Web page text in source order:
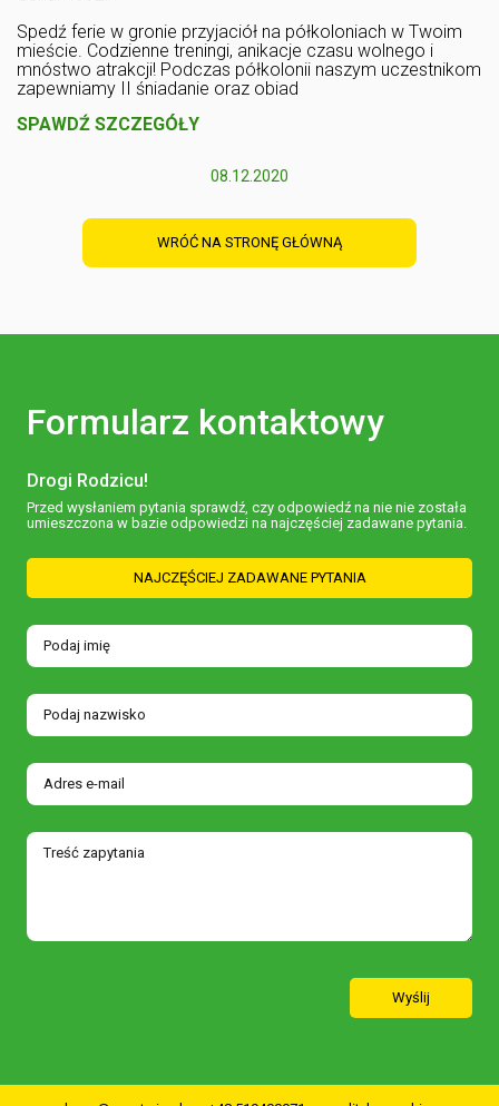
Spedź ferie w gronie przyjaciół na półkoloniach w Twoim
mieście. Codzienne treningi, anikacje czasu wolnego i
mnóstwo atrakcji! Podczas półkolonii naszym uczestnikom
zapewniamy II śniadanie oraz obiad
SPAWDŹ SZCZEGÓŁY
08.12.2020
WRÓĆ NA STRONĘ GŁÓWNĄ
Formularz kontaktowy
Drogi Rodzicu!
Przed wysłaniem pytania sprawdź, czy odpowiedź na nie nie została
umieszczona w bazie odpowiedzi na najczęściej zadawane pytania.
NAJCZĘŚCIEJ ZADAWANE PYTANIA
Wyślij